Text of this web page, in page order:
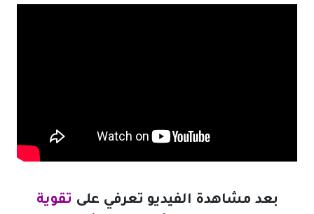
بعد مشاهدة الفيديو تعرفي على تقوية